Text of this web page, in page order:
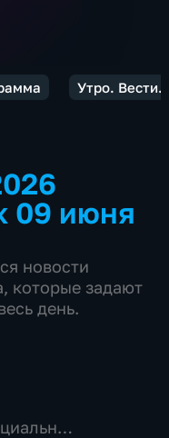
Утро. Вести.
09 июня
новости
которые задают
день.